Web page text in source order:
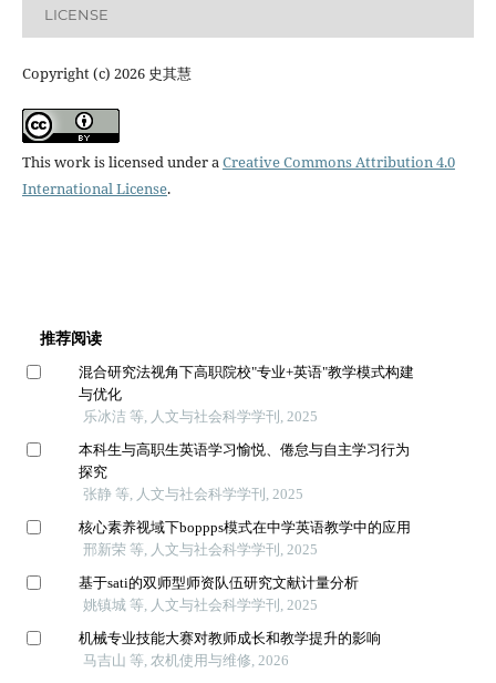
LICENSE
Copyright (c) 2026 史其慧
This work is licensed under aCreative Commons Attribution 4.0
International License.
推荐阅读
混合研究法视角下高职院校"专业+英语"教学模式构建
与优化
乐冰洁 等, 人文与社会科学学刊, 2025
本科生与高职生英语学习愉悦、倦怠与自主学习行为
探究
张静 等, 人文与社会科学学刊, 2025
核心素养视域下boppps模式在中学英语教学中的应用
邢新荣 等, 人文与社会科学学刊, 2025
基于sati的双师型师资队伍研究文献计量分析
姚镇城 等, 人文与社会科学学刊, 2025
机械专业技能大赛对教师成长和教学提升的影响
马吉山 等, 农机使用与维修, 2026